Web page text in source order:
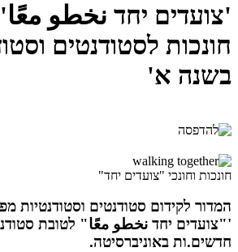
'צועדים יחד نخطو
חונכות לסטודנטים
בשנה א'
חונכות וחונכי "צועדים יחד"
המדור לקידום סטודנטים וסטודנטיות
'"צועדים יחד نخطو معًا" לטובת
חדשים.ות באוניברסיטה.